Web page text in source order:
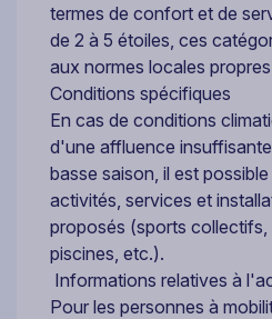
termes de confort et de
de 2 à 5 étoiles, ces
aux normes locales
Conditions spécifiques
En cas de conditions
d'une affluence
basse saison, il est
activités, services et
proposés (sports collectifs,
piscines, etc.).
Informations relatives à
Pour les personnes à